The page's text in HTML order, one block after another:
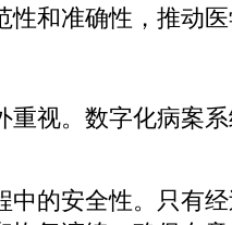
和准确性，推动医
视。数字化病案
的安全性。只有